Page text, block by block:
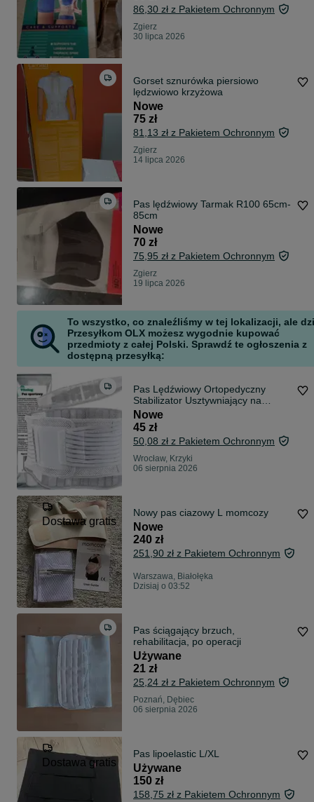
86,30 zł z Pakietem Ochronnym
Zgierz
30 lipca 2026
Gorset sznurówka piersiowo
lędzwiowo krzyżowa
Nowe
75 zł
81,13 zł z Pakietem Ochronnym
Zgierz
14 lipca 2026
Pas lędźwiowy Tarmak R100 65cm-
85cm
Nowe
70 zł
75,95 zł z Pakietem Ochronnym
Zgierz
19 lipca 2026
To wszystko, co znaleźliśmy w tej lokalizacji, ale
Przesyłkom OLX możesz wygodnie kupować
przedmioty z całej Polski. Sprawdź te ogłoszenia z
dostępną przesyłką:
Pas Lędźwiowy Ortopedyczny
Stabilizator Usztywniający na
Kręgosłup
Nowe
45 zł
50,08 zł z Pakietem Ochronnym
Wrocław, Krzyki
06 sierpnia 2026
Dostawa gratis
Nowy pas ciazowy L momcozy
Nowe
240 zł
251,90 zł z Pakietem Ochronnym
Warszawa, Białołęka
Dzisiaj o 03:52
Pas ściągający brzuch,
rehabilitacja, po operacji
Używane
21 zł
25,24 zł z Pakietem Ochronnym
Poznań, Dębiec
06 sierpnia 2026
Dostawa gratis
Pas lipoelastic L/XL
Używane
150 zł
158,75 zł z Pakietem Ochronnym